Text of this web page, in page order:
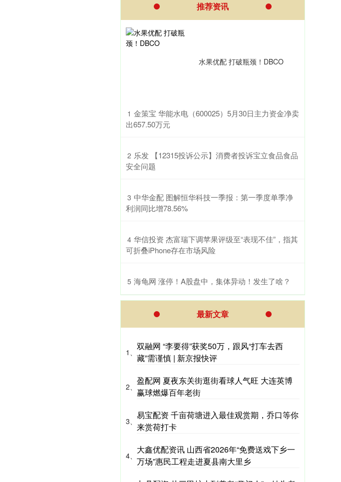
推荐资讯
水果优配 打破瓶颈！DBCO
1 ​金策宝 华能水电（600025）5月30日主力资金净卖
出657.50万元
2 ​乐发 【12315投诉公示】消费者投诉宝立食品食品
安全问题
3 ​中华金配 图解恒华科技一季报：第一季度单季净
利润同比增78.56%
4 ​华信投资 杰富瑞下调苹果评级至“表现不佳”，指其
可折叠iPhone存在市场风险
5 ​海龟网 涨停！A股盘中，集体异动！发生了啥？
最新文章
1、
双融网 “李要得”获奖50万，跟风“打车去西
藏”需谨慎 | 新京报快评
2、
盈配网 夏夜东关街逛街看球人气旺 大连英博
赢球燃爆百年老街
3、
易宝配资 千亩荷塘进入最佳观赏期，乔口等你
来赏荷打卡
4、
大鑫优配资讯 山西省2026年“免费送戏下乡一
万场”惠民工程走进夏县南大里乡